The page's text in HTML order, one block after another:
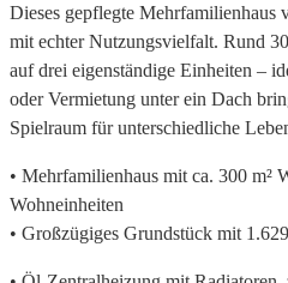
Dieses gepflegte Mehrfamilienhaus
mit echter Nutzungsvielfalt. Rund
auf drei eigenständige Einheiten –
oder Vermietung unter ein Dach
Spielraum für unterschiedliche
• Mehrfamilienhaus mit ca. 300 m²
Wohneinheiten
• Großzügiges Grundstück mit